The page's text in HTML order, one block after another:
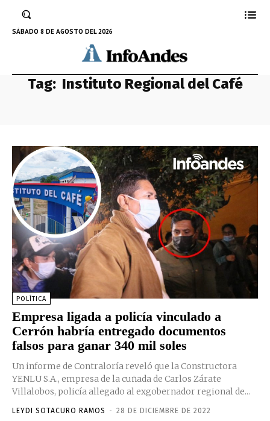
SÁBADO 8 DE AGOSTO DEL 2026
Tag: Instituto Regional del Café
POLÍTICA
Empresa ligada a policía vinculado a
Cerrón habría entregado documentos
falsos para ganar 340 mil soles
Un informe de Contraloría reveló que la Constructora
YENLU S.A., empresa de la cuñada de Carlos Zárate
Villalobos, policía allegado al exgobernador regional de...
LEYDI SOTACURO RAMOS - 28 DE DICIEMBRE DE 2022